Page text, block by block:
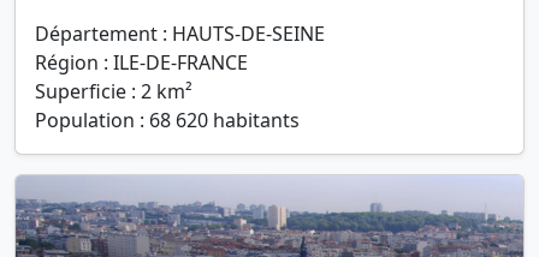
Département : HAUTS-DE-SEINE
Région : ILE-DE-FRANCE
Superficie : 2 km²
Population : 68 620 habitants